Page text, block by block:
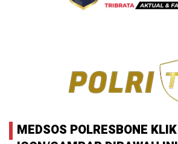
MEDSOS POLRESBONE KLIK